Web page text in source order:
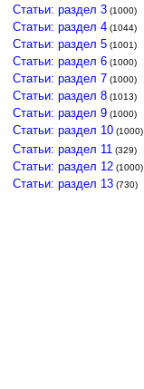
Статьи: раздел 3 (1000)
Статьи: раздел 4 (1044)
Статьи: раздел 5 (1001)
Статьи: раздел 6 (1000)
Статьи: раздел 7 (1000)
Статьи: раздел 8 (1013)
Статьи: раздел 9 (1000)
Статьи: раздел 10 (1000)
Статьи: раздел 11 (329)
Статьи: раздел 12 (1000)
Статьи: раздел 13 (730)